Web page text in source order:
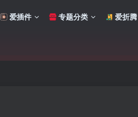
爱插件 专题分类 爱折腾